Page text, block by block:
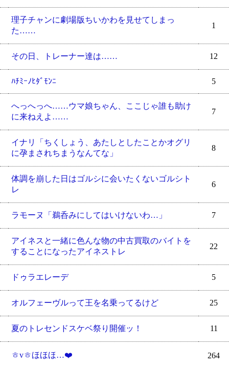
理子チャンに劇場版ちいかわを見せてしまっ
た……
1
その日、トレーナー達は…… 12
ﾊﾁﾐｰﾉﾋﾀﾞﾓﾝﾆ 5
へっへっへ……ウマ娘ちゃん、ここじゃ誰も助け
に来ねえよ……
7
イナリ「ちくしょう、あたしとしたことかオグリ
に孕まされちまうなんてな」
8
体調を崩した日はゴルシに会いたくないゴルシト
レ
6
ラモーヌ「鵜呑みにしてはいけないわ…」 7
アイネスと一緒に色んな物の中古買取のバイトを
することになったアイネストレ
22
ドゥラエレーデ 5
オルフェーヴルって王を名乗ってるけど 25
夏のトレセンドスケベ祭り開催ッ！ 11
ㅎvㅎほほほ…❤️ 264